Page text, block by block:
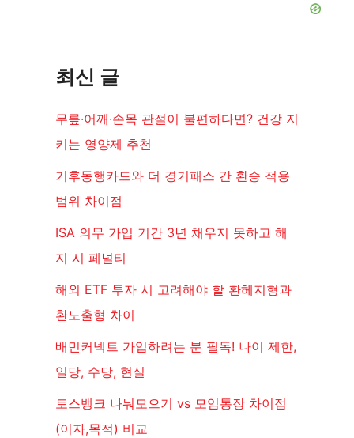
최신 글
무릎·어깨·손목 관절이 불편하다면? 건강 지
키는 영양제 추천
기후동행카드와 더 경기패스 간 환승 적용
범위 차이점
ISA 의무 가입 기간 3년 채우지 못하고 해
지 시 페널티
해외 ETF 투자 시 고려해야 할 환헤지형과
환노출형 차이
배민커넥트 가입하려는 분 필독! 나이 제한,
일당, 수당, 현실
토스뱅크 나눠모으기 vs 모임통장 차이점
(이자,목적) 비교